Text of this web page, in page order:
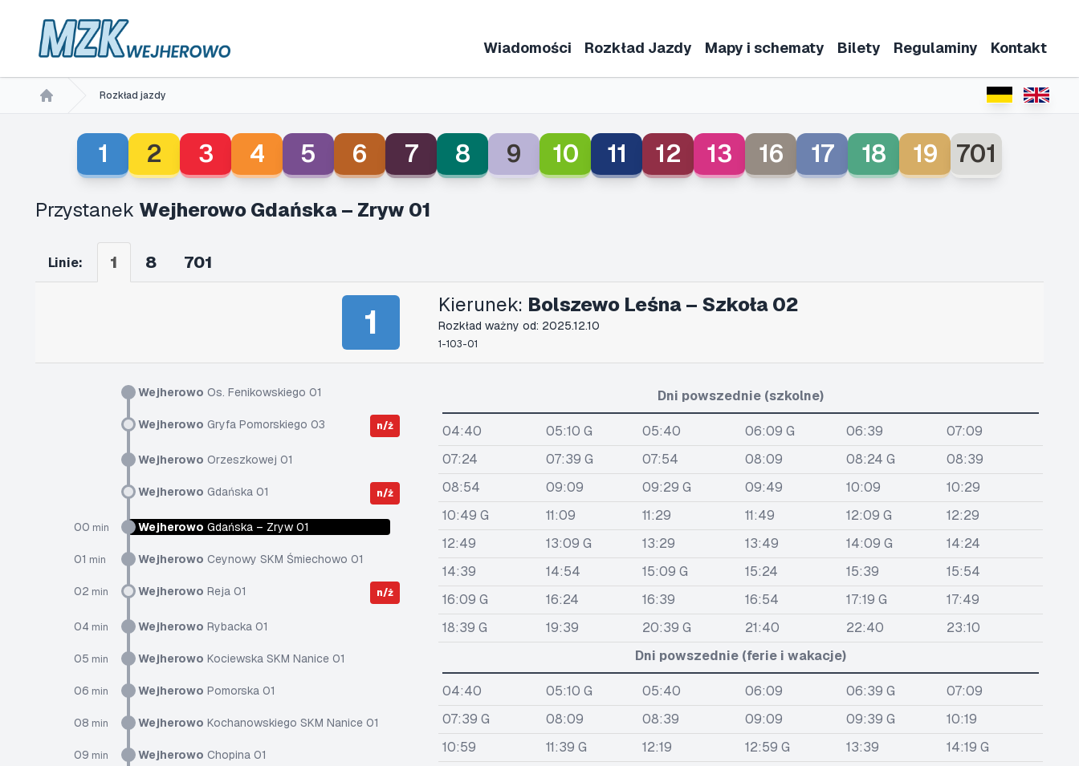
Wiadomości Rozkład Jazdy Mapy i schematy Bilety Regulaminy Kontakt
Rozkład jazdy
1 2 3 4 5 6 7 8 9 10 11 12 13 16 17 18 19 701
Przystanek Wejherowo Gdańska – Zryw 01
Linie: 1 8 701
1 Kierunek: Bolszewo Leśna – Szkoła 02
Rozkład ważny od: 2025.12.10
1-103-01
Wejherowo Os. Fenikowskiego 01
Wejherowo Gryfa Pomorskiego 03 n/ż
Wejherowo Orzeszkowej 01
Wejherowo Gdańska 01 n/ż
00 min Wejherowo Gdańska – Zryw 01
01 min Wejherowo Ceynowy SKM Śmiechowo 01
02 min Wejherowo Reja 01 n/ż
04 min Wejherowo Rybacka 01
05 min Wejherowo Kociewska SKM Nanice 01
06 min Wejherowo Pomorska 01
08 min Wejherowo Kochanowskiego SKM Nanice 01
09 min Wejherowo Chopina 01
Dni powszednie (szkolne)
04:40 05:10 G 05:40 06:09 G 06:39
07:09
07:24
07:39 G 07:54 08:09 08:24 G
08:39
08:54
09:09 09:29 G 09:49 10:09
10:29
10:49 G
11:09 11:29 11:49 12:09 G
12:29
12:49
13:09 G 13:29 13:49 14:09 G
14:24
14:39
14:54 15:09 G 15:24 15:39
15:54
16:09 G
16:24 16:39 16:54 17:19 G
17:49
18:39 G
19:39 20:39 G 21:40 22:40
23:10
Dni powszednie (ferie i wakacje)
04:40 05:10 G 05:40 06:09 06:39 G
07:09
07:39 G
08:09 08:39 09:09 09:39 G
10:19
10:59
11:39 G 12:19 12:59 G 13:39
14:19 G